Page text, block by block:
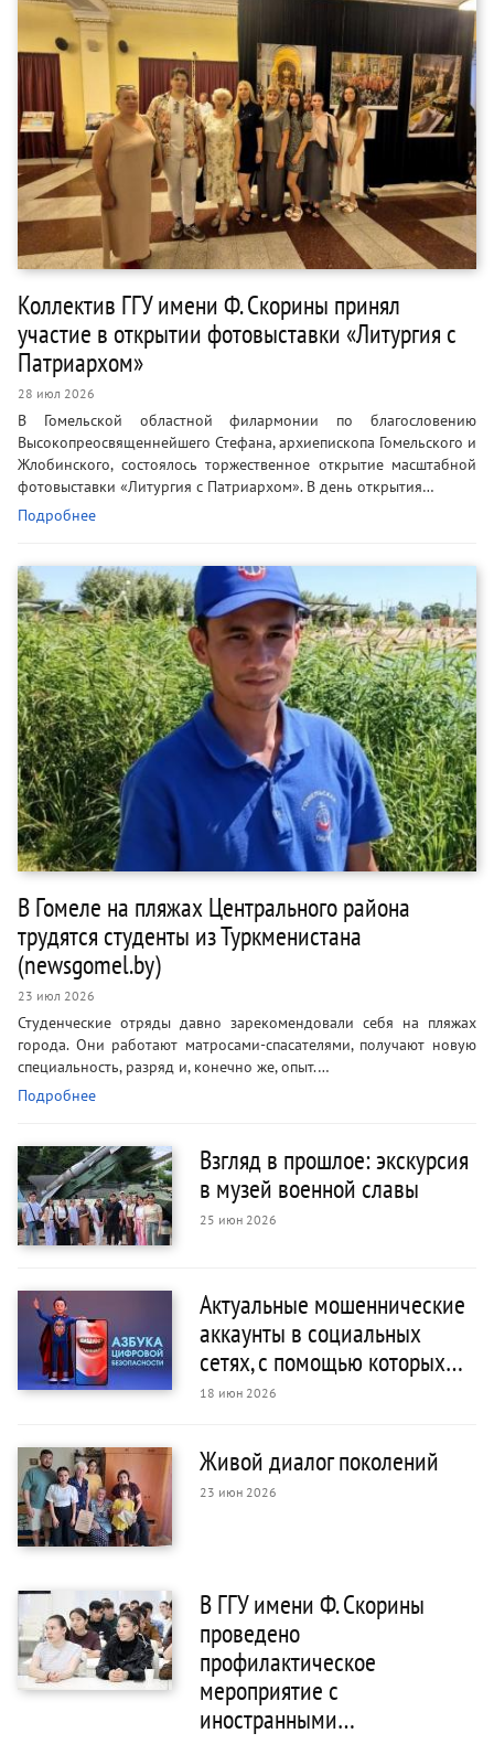
Коллектив ГГУ имени Ф. Скорины принял
участие в открытии фотовыставки «Литургия с
Патриархом»
28 июл 2026
В Гомельской областной филармонии по благословению
Высокопреосвященнейшего Стефана, архиепископа Гомельского и
Жлобинского, состоялось торжественное открытие масштабной
фотовыставки «Литургия с Патриархом». В день открытия…
Подробнее
В Гомеле на пляжах Центрального района
трудятся студенты из Туркменистана
(newsgomel.by)
23 июл 2026
Студенческие отряды давно зарекомендовали себя на пляжах
города. Они работают матросами-спасателями, получают новую
специальность, разряд и, конечно же, опыт.…
Подробнее
Взгляд в прошлое: экскурсия
в музей военной славы
25 июн 2026
Живой диалог поколений
23 июн 2026
Актуальные мошеннические
аккаунты в социальных
сетях, с помощью которых…
18 июн 2026
В ГГУ имени Ф. Скорины
проведено
профилактическое
мероприятие с
иностранными…